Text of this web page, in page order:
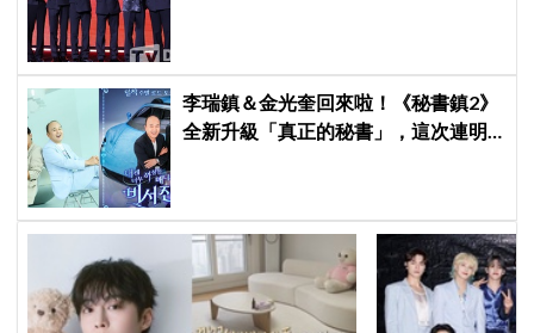
李瑞鎮＆金光奎回來啦！《秘書鎮2》
全新升級「真正的秘書」，這次連明